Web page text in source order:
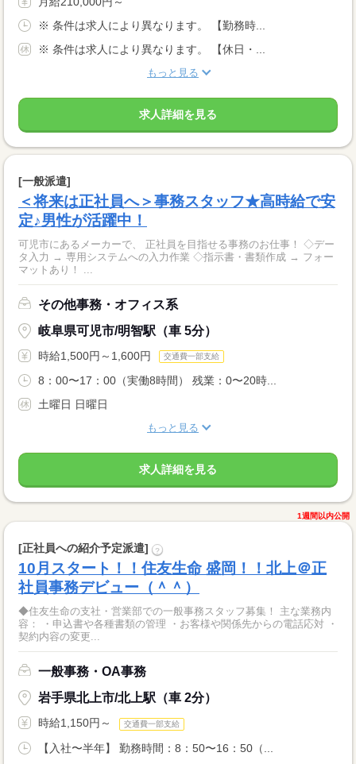
※ 条件は求人により異なります。 【勤務時...
※ 条件は求人により異なります。 【休日・...
もっと見る
求人詳細を見る
[一般派遣]
＜将来は正社員へ＞事務スタッフ★高時給で安
定♪男性が活躍中！
可児市にあるメーカーで、 正社員を目指せる事務のお仕事！ ◇デー
タ入力 → 専用システムへの入力作業 ◇指示書・書類作成 → フォー
マットあり！ ...
その他事務・オフィス系
岐阜県可児市/明智駅（車 5分）
時給1,500円～1,600円 交通費一部支給
8：00〜17：00（実働8時間） 残業：0〜20時...
土曜日 日曜日
もっと見る
求人詳細を見る
1週間以内公開
[正社員への紹介予定派遣] ?
10月スタート！！住友生命 盛岡！！北上＠正
社員事務デビュー（＾＾）
◆住友生命の支社・営業部での一般事務スタッフ募集！ 主な業務内
容： ・申込書や各種書類の管理 ・お客様や関係先からの電話応対 ・
契約内容の変更...
一般事務・OA事務
岩手県北上市/北上駅（車 2分）
時給1,150円～ 交通費一部支給
【入社〜半年】 勤務時間：8：50〜16：50（...